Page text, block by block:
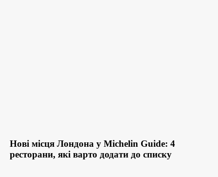
Нові місця Лондона у Michelin Guide: 4
ресторани, які варто додати до списку